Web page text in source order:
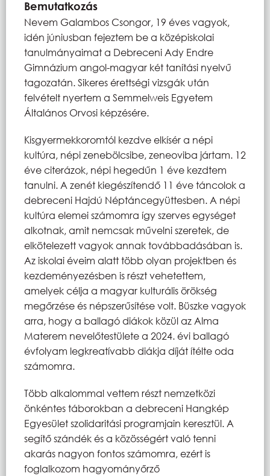
Bemutatkozás
Nevem Galambos Csongor, 19 éves vagyok,
idén júniusban fejeztem be a középiskolai
tanulmányaimat a Debreceni Ady Endre
Gimnázium angol-magyar két tanítási nyelvű
tagozatán. Sikeres érettségi vizsgák után
felvételt nyertem a Semmelweis Egyetem
Általános Orvosi képzésére.
Kisgyermekkoromtól kezdve elkísér a népi
kultúra, népi zenebölcsibe, zeneoviba jártam. 12
éve citerázok, népi hegedűn 1 éve kezdtem
tanulni. A zenét kiegészítendő 11 éve táncolok a
debreceni Hajdú Néptáncegyüttesben. A népi
kultúra elemei számomra így szerves egységet
alkotnak, amit nemcsak művelni szeretek, de
elkötelezett vagyok annak továbbadásában is.
Az iskolai éveim alatt több olyan projektben és
kezdeményezésben is részt vehetettem,
amelyek célja a magyar kulturális örökség
megőrzése és népszerűsítése volt. Büszke vagyok
arra, hogy a ballagó diákok közül az Alma
Materem nevelőtestülete a 2024. évi ballagó
évfolyam legkreatívabb diákja díját ítélte oda
számomra.
Több alkalommal vettem részt nemzetközi
önkéntes táborokban a debreceni Hangkép
Egyesület szolidaritási programjain keresztül. A
segítő szándék és a közösségért való tenni
akarás nagyon fontos számomra, ezért is
foglalkozom hagyományőrző